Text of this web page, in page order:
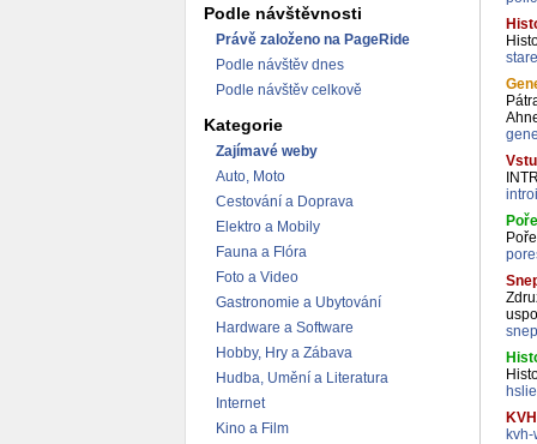
Podle návštěvnosti
Právě založeno na PageRide
Podle návštěv dnes
Podle návštěv celkově
Kategorie
Zajímavé weby
Auto, Moto
Cestování a Doprava
Elektro a Mobily
Fauna a Flóra
Foto a Video
Gastronomie a Ubytování
Hardware a Software
Hobby, Hry a Zábava
Hudba, Umění a Literatura
Internet
Kino a Film